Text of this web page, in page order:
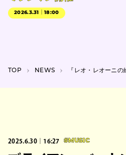
2026.3.31｜18:00
TOP NEWS 『レオ・レオーニの絵本づくり展』7月から渋谷で開催
2025.6.30｜16:27 #MUSIC